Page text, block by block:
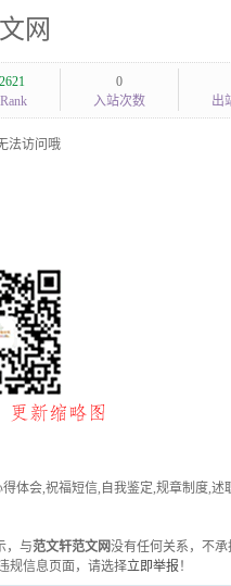
网
0
入站次数
出
法访问哦
体会,祝福短信,自我鉴定,规章制度,
，与范文轩范文网没有任何关系，不
规信息页面，请选择立即举报 ！